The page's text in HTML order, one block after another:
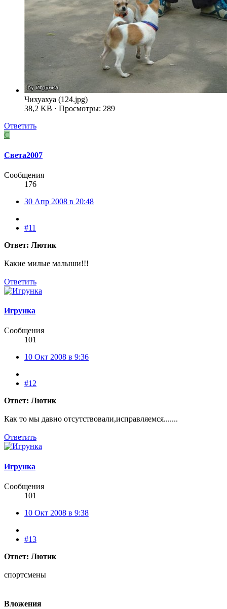
Чихуахуа (124.jpg)
38,2 KB · Просмотры: 289
Ответить
С
Света2007
Сообщения
176
30 Апр 2008 в 20:48
#11
Ответ: Лютик
Какие милые малыши!!!
Ответить
Игрунка
Сообщения
101
10 Окт 2008 в 9:36
#12
Ответ: Лютик
Как то мы давно отсутствовали,исправляемся.......
Ответить
Игрунка
Сообщения
101
10 Окт 2008 в 9:38
#13
Ответ: Лютик
спортсмены
Вложения